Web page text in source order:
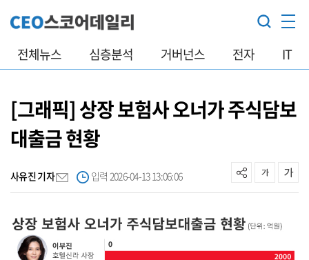
전체뉴스 심층분석 거버넌스 전자 IT
[그래픽] 상장 보험사 오너가 주식담보
대출금 현황
사유진 기자 입력 2026-04-13 13:06:06